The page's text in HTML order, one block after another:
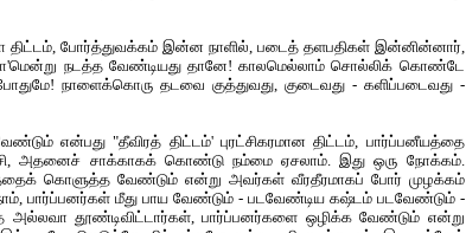
போர்த்துவக்கம் இன்ன நாளில், படைத் தளபதிகள் இன்னின்னார்,
நடத்த வேண்டியது தானே! காலமெல்லாம் சொல்லிக் கொண்டே
நாளைக்கொரு தடவை குத்துவது, குடைவது - களிப்படைவது -
என்பது "தீவிரத் திட்டம்' புரட்சிகரமான திட்டம், பார்ப்பனீயத்தை
அதனைச் சாக்காகக் கொண்டு நம்மை ஏசலாம். இது ஒரு நோக்கம்.
கொளுத்த வேண்டும் என்று அவர்கள் வீரதீரமாகப் போர் முழக்கம்
பார்ப்பனர்கள் மீது பாய வேண்டும் - படவேண்டிய கஷ்டம் படவேண்டும் -
அல்லவா தூண்டிவிட்டார்கள், பார்ப்பனர்களை ஒழிக்க வேண்டும் என்று